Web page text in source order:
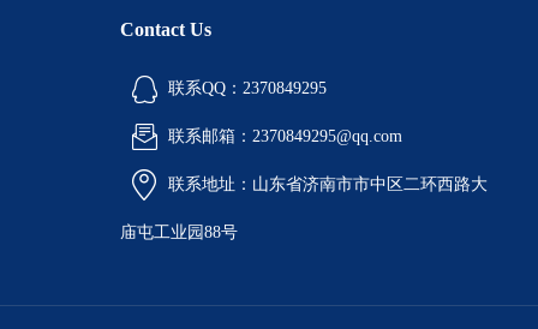
Contact Us
联系QQ：2370849295
联系邮箱：2370849295@qq.com
联系地址：山东省济南市市中区二环西路大
庙屯工业园88号